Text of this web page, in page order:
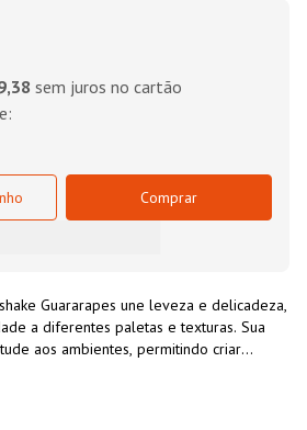
sem juros no cartão
Comprar
Guararapes une leveza e delicadeza,
a diferentes paletas e texturas. Sua
aos ambientes, permitindo criar
do rosa e elementos de maior